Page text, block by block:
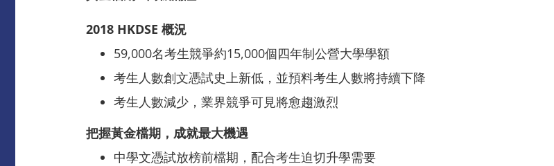
2018 HKDSE 概況
59,000名考生競爭約15,000個四年制公營大學學額
考生人數創文憑試史上新低，並預料考生人數將持續下降
考生人數減少，業界競爭可見將愈趨激烈
把握黃金檔期，成就最大機遇
中學文憑試放榜前檔期，配合考生迫切升學需要